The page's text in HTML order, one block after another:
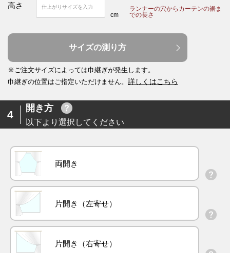
高さ
cm
ランナーの穴からカーテンの裾ま
での長さ
サイズの測り方
※ご注文サイズによっては巾継ぎが発生します。
巾継ぎの位置はご指定いただけません。 詳しくはこちら
4
開き方
以下より選択してください
両開き
片開き（左寄せ）
片開き（右寄せ）